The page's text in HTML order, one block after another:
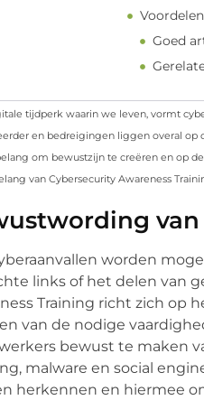
Goed
tijdperk waarin we leven, vormt
en bedreigingen liggen overal op
om bewustzijn te creëren en op
van Cybersecurity Awareness
worden
links of het delen van
Training richt zich op
van de nodige
bewust te maken
malware en social
herkennen en hiermee